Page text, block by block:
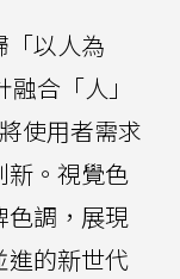
「以人為
合「人」
使用者需求
新。視覺色
色調，展現
進的新世代